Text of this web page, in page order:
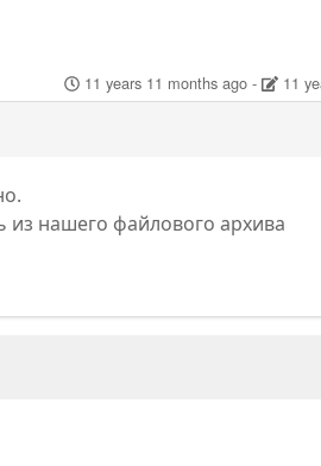
11 years 11 months ago- 11
из нашего файлового архива